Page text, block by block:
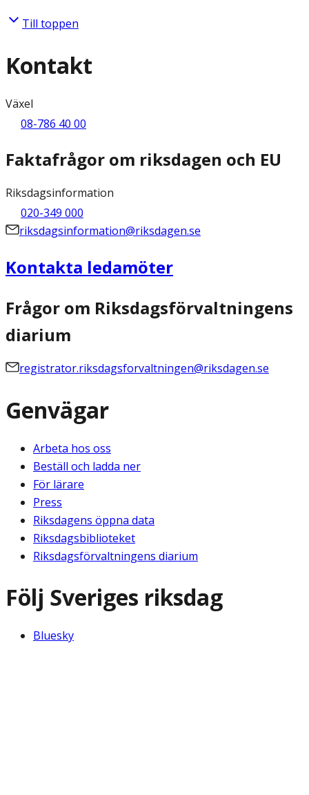
Till toppen
Kontakt
Växel
08-786 40 00
Faktafrågor om riksdagen och EU
Riksdagsinformation
020-349 000
riksdagsinformation@riksdagen.se
Kontakta ledamöter
Frågor om Riksdagsförvaltningens
diarium
registrator.riksdagsforvaltningen@riksdagen.se
Genvägar
Arbeta hos oss
Beställ och ladda ner
För lärare
Press
Riksdagens öppna data
Riksdagsbiblioteket
Riksdagsförvaltningens diarium
Följ Sveriges riksdag
Bluesky